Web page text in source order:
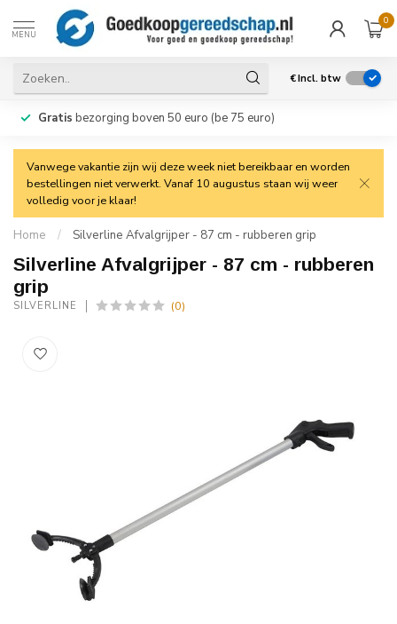
MENU
0
€Incl. btw
Gratis bezorging boven 50 euro (be 75 euro)
Vanwege vakantie zijn wij deze week niet bereikbaar en worden
bestellingen niet verwerkt. Vanaf 10 augustus staan wij weer
volledig voor je klaar!
Home / Silverline Afvalgrijper - 87 cm - rubberen grip
Silverline Afvalgrijper - 87 cm - rubberen
grip
SILVERLINE (0)